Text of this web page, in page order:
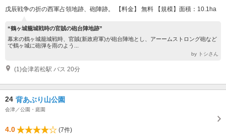
戊辰戦争の折の西軍占領地跡、砲陣跡。 【料金】 無料 【規模】面積：10.1ha
“鶴ヶ城籠城戦時の官賊の砲台陣地跡”
幕末の鶴ヶ城籠城戦時、官賊(新政府軍)が砲台陣地とし、アーームストロング砲など
で鶴ヶ城に砲弾を雨のよう...
by トシさん
(1)会津若松駅 バス 20分
24 背あぶり山公園
会津／公園・庭園
4.0
(7件)